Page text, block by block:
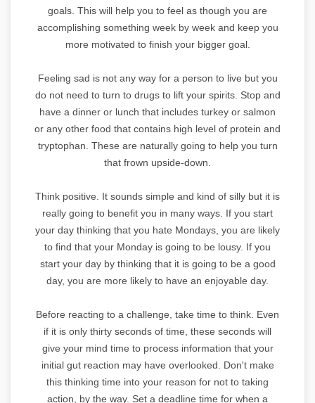
goals. This will help you to feel as though you are
accomplishing something week by week and keep you
more motivated to finish your bigger goal.
Feeling sad is not any way for a person to live but you
do not need to turn to drugs to lift your spirits. Stop and
have a dinner or lunch that includes turkey or salmon
or any other food that contains high level of protein and
tryptophan. These are naturally going to help you turn
that frown upside-down.
Think positive. It sounds simple and kind of silly but it is
really going to benefit you in many ways. If you start
your day thinking that you hate Mondays, you are likely
to find that your Monday is going to be lousy. If you
start your day by thinking that it is going to be a good
day, you are more likely to have an enjoyable day.
Before reacting to a challenge, take time to think. Even
if it is only thirty seconds of time, these seconds will
give your mind time to process information that your
initial gut reaction may have overlooked. Don't make
this thinking time into your reason for not to taking
action, by the way. Set a deadline time for when a